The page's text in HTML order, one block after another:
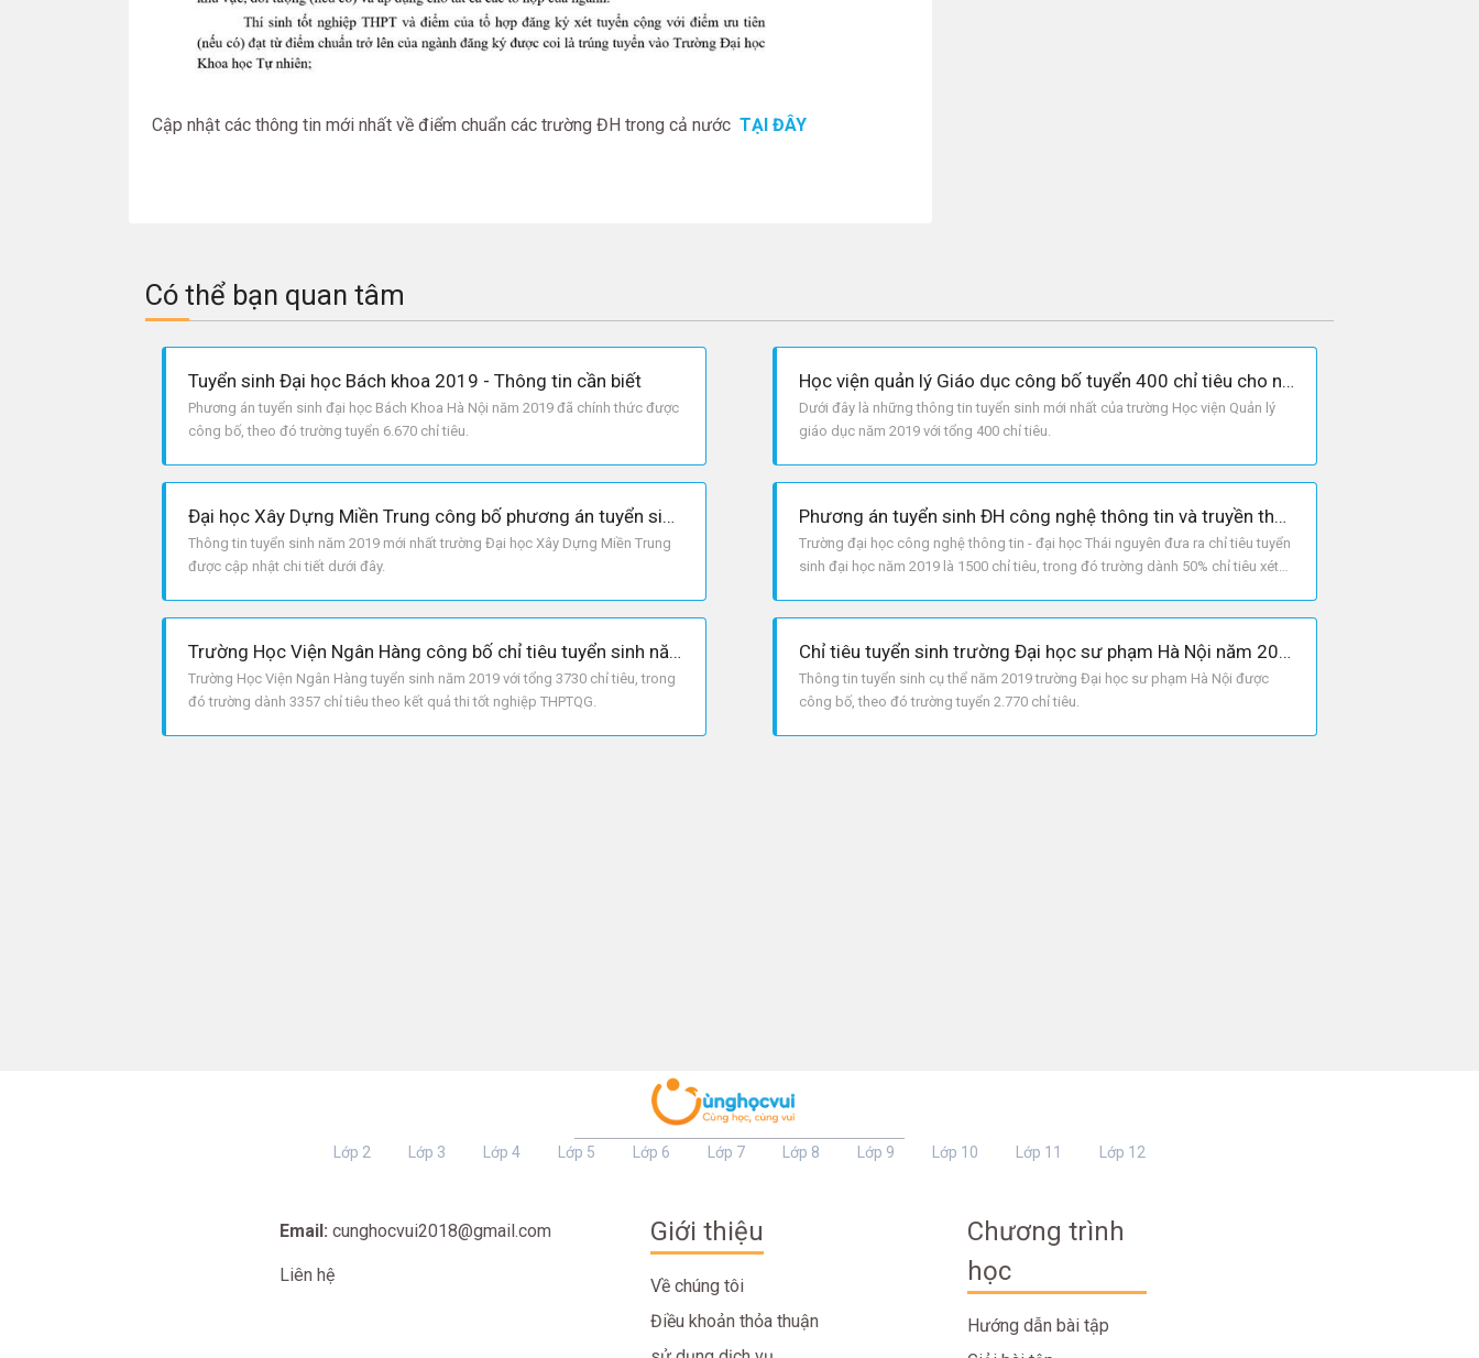
Cập nhật các thông tin mới nhất về điểm chuẩn các trường ĐH trong cả nước TẠI ĐÂY
Có thể bạn quan tâm
Tuyển sinh Đại học Bách khoa 2019 - Thông tin cần biết
Phương án tuyển sinh đại học Bách Khoa Hà Nội năm 2019 đã chính thức được
công bố, theo đó trường tuyển 6.670 chỉ tiêu.
Học viện quản lý Giáo dục công bố tuyển 400 chỉ tiêu cho năm 2019
Dưới đây là những thông tin tuyển sinh mới nhất của trường Học viện Quản lý
giáo dục năm 2019 với tổng 400 chỉ tiêu.
Đại học Xây Dựng Miền Trung công bố phương án tuyển sinh năm 2019
Thông tin tuyển sinh năm 2019 mới nhất trường Đại học Xây Dựng Miền Trung
được cập nhật chi tiết dưới đây.
Phương án tuyển sinh ĐH công nghệ thông tin và truyền thông - ĐH Thái Nguyên 2019
Trường đại học công nghệ thông tin - đại học Thái nguyên đưa ra chỉ tiêu tuyển
sinh đại học năm 2019 là 1500 chỉ tiêu, trong đó trường dành 50% chỉ tiêu xét
Trường Học Viện Ngân Hàng công bố chỉ tiêu tuyển sinh năm 2019
Trường Học Viện Ngân Hàng tuyển sinh năm 2019 với tổng 3730 chỉ tiêu, trong
đó trường dành 3357 chỉ tiêu theo kết quả thi tốt nghiệp THPTQG.
Chỉ tiêu tuyển sinh trường Đại học sư phạm Hà Nội năm 2019
Thông tin tuyển sinh cụ thể năm 2019 trường Đại học sư phạm Hà Nội được
công bố, theo đó trường tuyển 2.770 chỉ tiêu.
Lớp 2 Lớp 3 Lớp 4 Lớp 5 Lớp 6 Lớp 7 Lớp 8 Lớp 9 Lớp 10 Lớp 11 Lớp 12
Email: cunghocvui2018@gmail.com
Liên hệ
Giới thiệu
Về chúng tôi
Điều khoản thỏa thuận
Chương trình
học
Hướng dẫn bài tập